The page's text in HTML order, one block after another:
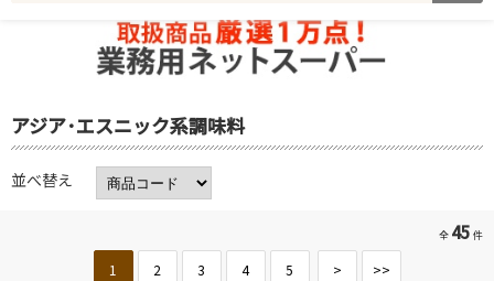
アジア･エスニック系調味料
並べ替え
全 45 件
1 2 3 4 5 > >>